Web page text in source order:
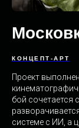
КОНЦЕПТ-АРТ
Проект
бой сочетается
системе с ИИ, а